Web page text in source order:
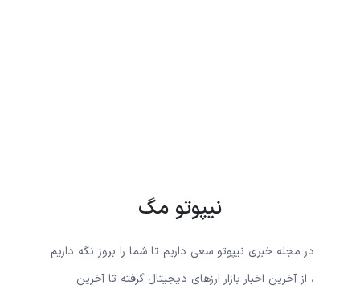
نیپوتو مگ
در مجله خبری نیپوتو سعی داریم تا شما را بروز نگه داریم
، از آخرین اخبار بازار ارزهای دیجیتال گرفته تا آخرین